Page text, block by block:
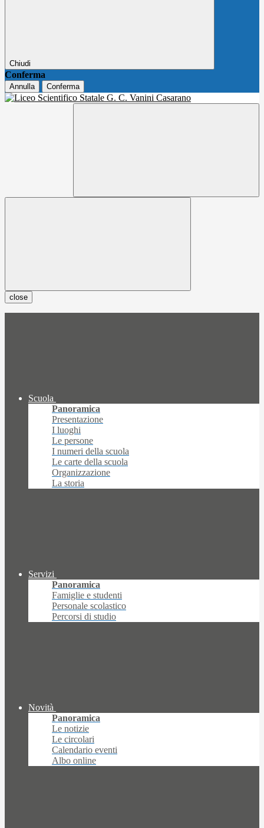
Chiudi
Conferma
Annulla Conferma
close
Scuola
Panoramica
Presentazione
I luoghi
Le persone
I numeri della scuola
Le carte della scuola
Organizzazione
La storia
Servizi
Panoramica
Famiglie e studenti
Personale scolastico
Percorsi di studio
Novità
Panoramica
Le notizie
Le circolari
Calendario eventi
Albo online